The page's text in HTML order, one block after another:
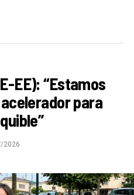
EE): “Estamos
para
2026